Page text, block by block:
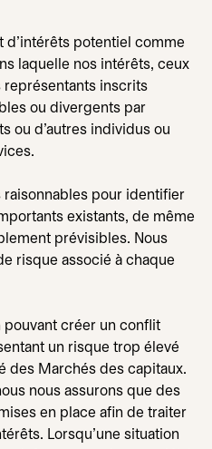
d'intérêts potentiel comme
laquelle nos intérêts, ceux
représentants inscrits
ou divergents par
ou d'autres individus ou
raisonnables pour identifier
existants, de même
prévisibles. Nous
risque associé à chaque
pouvant créer un conflit
un risque trop élevé
des Marchés des capitaux.
nous assurons que des
en place afin de traiter
Lorsqu'une situation